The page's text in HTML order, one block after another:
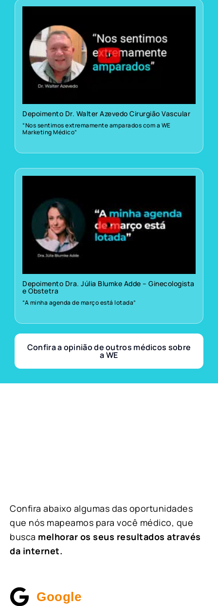
Depoimento Dr. Walter Azevedo Cirurgião Vascular
“Nos sentimos extremamente amparados com a WE
Marketing Médico”
Depoimento Dra. Júlia Blumke Adde – Ginecologista
e Obstetra
“A minha agenda de março está lotada”
Confira a opinião de outros médicos sobre
a WE
Confira abaixo algumas das oportunidades
que nós mapeamos para você médico, que
busca melhorar os seus resultados através
da internet.
Google